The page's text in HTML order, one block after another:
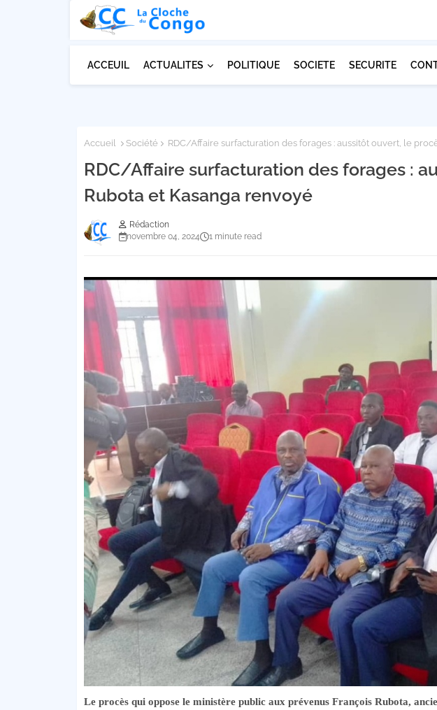
ACCEUIL ACTUALITES POLITIQUE SOCIETE SECURITE
Accueil Société RDC/Affaire surfacturation des forages : aussitôt ouvert, le
RDC/Affaire surfacturation des forages :
Rubota et Kasanga renvoyé
Rédaction
novembre 04, 2024
1 minute read
Le procès qui oppose le ministère public aux prévenus François Rubota,